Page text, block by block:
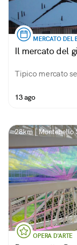
MERCATO DEL
Il mercato del
Tipico mercato
13 ago
28km | Montebello
OPERA D'ARTE